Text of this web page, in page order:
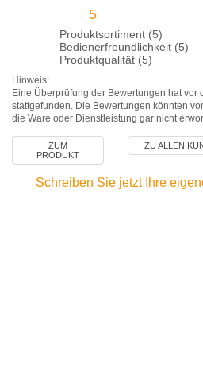
5
Produktsortiment (5)
Bedienerfreundlichkeit (5)
Produktqualität (5)
Hinweis:
Eine Überprüfung der Bewertungen hat vor
stattgefunden. Die Bewertungen könnten
die Ware oder Dienstleistung gar nicht
ZUM
PRODUKT
ZU ALLEN
Schreiben Sie jetzt Ihre